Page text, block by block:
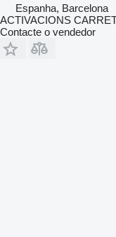
Espanha, Barcelona
ACTIVACIONS
Contacte o vendedor